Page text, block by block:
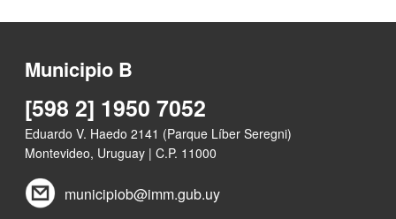
Municipio B
[598 2] 1950 7052
Eduardo V. Haedo 2141 (Parque Líber Seregni)
Montevideo, Uruguay | C.P. 11000
municipiob@imm.gub.uy